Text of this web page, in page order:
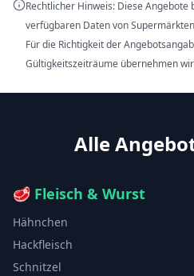
Rechtlicher Hinweis: Diese
verfügbaren Daten von
Für die Richtigkeit der
Gültigkeitszeiträume übernehmen
Alle
🥩 Fleisch & Wurst
Hähnchen
Hackfleisch
Schnitzel